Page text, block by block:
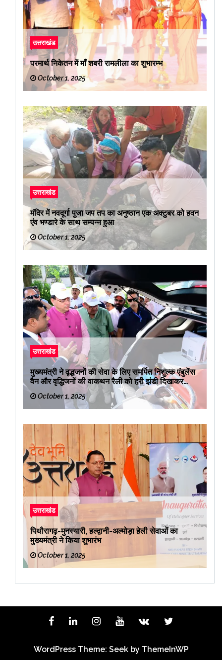
उत्तराखंड
परमार्थ निकेतन में माँ शबरी रामलीला का शुभारम्भ
October 1, 2025
उत्तराखंड
मंदिर में नवदूर्गा पुजा जप तप का अनुष्ठान एक अक्टुबर को हवन
एंव भण्डारे के साथ सम्पन्न हुआ
October 1, 2025
उत्तराखंड
मुख्यमंत्री ने वृद्धजनों की सेवा के लिए समर्पित निशुल्क एंबुलेंस
वैन और वृद्धिजनों की वाकथन रैली को हरी झंडी दिखाकर
रवाना किया
October 1, 2025
उत्तराखंड
पिथौरागढ़-मुनस्यारी, हल्द्वानी-अल्मोड़ा हेली सेवाओं का
मुख्यमंत्री ने किया शुभारंभ
October 1, 2025
WordPress Theme: Seek by ThemeInWP